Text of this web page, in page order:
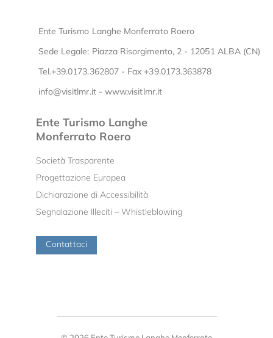
Ente Turismo Langhe Monferrato Roero
Sede Legale: Piazza Risorgimento, 2 - 12051 ALBA (CN)
Tel.+39.0173.362807 - Fax +39.0173.363878
info@visitlmr.it- www.visitlmr.it
Ente Turismo Langhe
Monferrato Roero
Società Trasparente
Progettazione Europea
Dichiarazione di Accessibilità
Segnalazione Illeciti – Whistleblowing
Contattaci